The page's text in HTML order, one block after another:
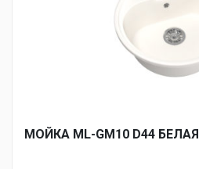
МОЙКA ML-GM10 D44 БЕЛАЯ